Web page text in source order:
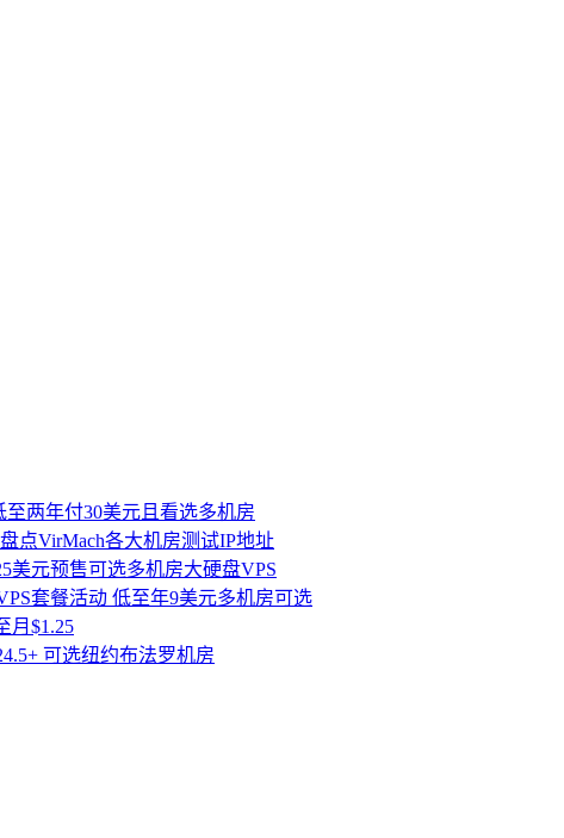
至两年付30美元且看选多机房
点VirMach各大机房测试IP地址
美元预售可选多机房大硬盘VPS
套餐活动 低至年9美元多机房可选
月$1.25
可选纽约布法罗机房